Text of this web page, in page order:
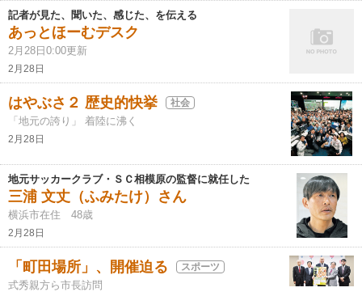
記者が見た、聞いた、感じた、を伝える
あっとほーむデスク
2月28日0:00更新
2月28日
はやぶさ２ 歴史的快挙 社会
「地元の誇り」 着陸に沸く
2月28日
地元サッカークラブ・ＳＣ相模原の監督に就任した
三浦 文丈（ふみたけ）さん
横浜市在住 48歳
2月28日
「町田場所」、開催迫る スポーツ
式秀親方ら市長訪問